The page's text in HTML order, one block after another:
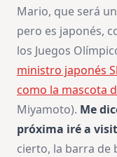
Mario, que será
pero es japonés,
los Juegos
ministro japonés
como la mascota
Miyamoto). Me
próxima iré a
cierto, la barra de